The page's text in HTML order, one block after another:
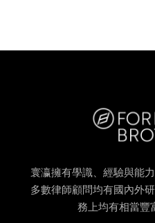
寰瀛擁有學識、經驗與能
多數律師顧問均有國內外
務上均有相當豐